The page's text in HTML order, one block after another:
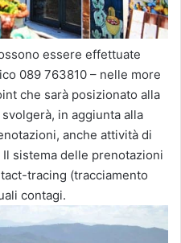
essere effettuate
089 763810 – nelle more
che sarà posizionato alla
in aggiunta alla
anche attività di
sistema delle prenotazioni
tracing (tracciamento
contagi.